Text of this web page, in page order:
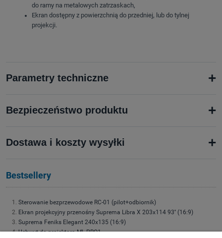
do ramy na metalowych zatrzaskach,
Ekran dostępny z powierzchnią do przedniej, lub do tylnej
projekcji.
Parametry techniczne +
Bezpieczeństwo produktu +
Dostawa i koszty wysyłki +
Bestsellery
Sterowanie bezprzewodowe RC-01 (pilot+odbiornik)
Ekran projekcyjny przenośny Suprema Libra X 203x114 93'' (16:9)
Suprema Feniks Elegant 240x135 (16:9)
Uchwyt do projektora ML-PRO1